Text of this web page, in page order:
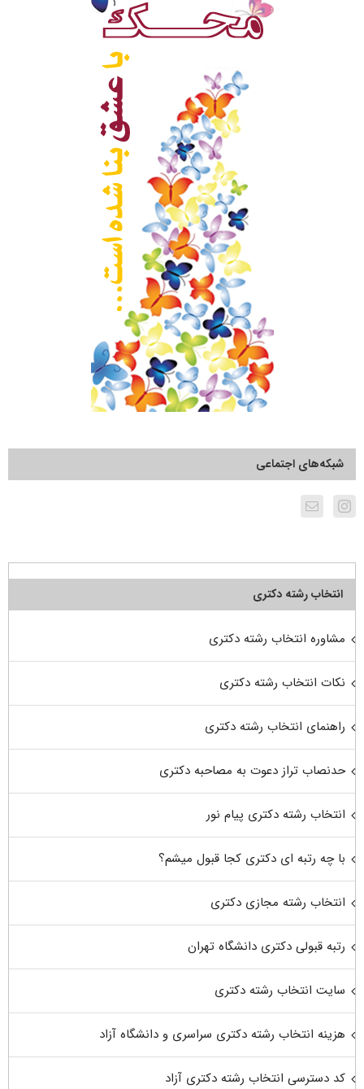
شبکه‌های اجتماعی
انتخاب رشته دکتری
مشاوره انتخاب رشته دکتری
نکات انتخاب رشته دکتری
راهنمای انتخاب رشته دکتری
حدنصاب تراز دعوت به مصاحبه دکتری
انتخاب رشته دکتری پیام نور
با چه رتبه ای دکتری کجا قبول میشم؟
انتخاب رشته مجازی دکتری
رتبه قبولی دکتری دانشگاه تهران
سایت انتخاب رشته دکتری
هزینه انتخاب رشته دکتری سراسری و دانشگاه آزاد
کد دسترسی انتخاب رشته دکتری آزاد